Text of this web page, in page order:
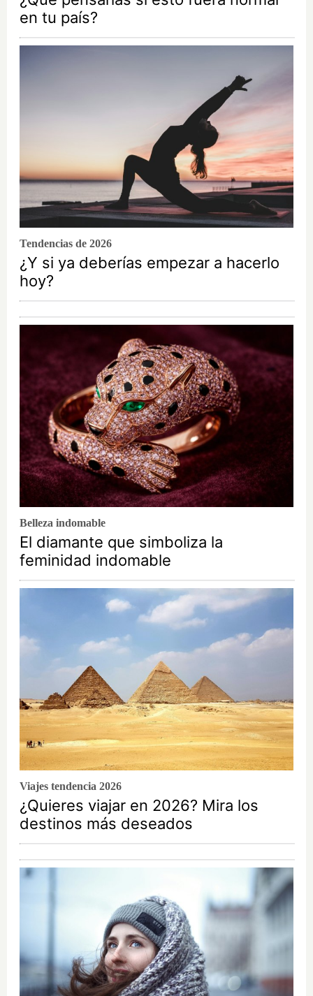
en tu país?
Tendencias de 2026
¿Y si ya deberías empezar a hacerlo
hoy?
Belleza indomable
El diamante que simboliza la
feminidad indomable
Viajes tendencia 2026
¿Quieres viajar en 2026? Mira los
destinos más deseados